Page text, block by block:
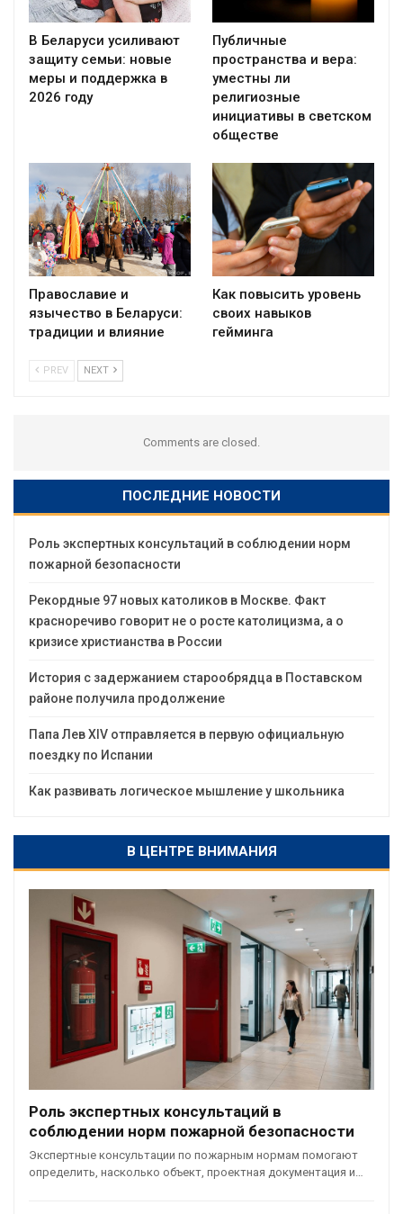
В Беларуси усиливают
защиту семьи: новые
меры и поддержка в
2026 году
Публичные
пространства и вера:
уместны ли
религиозные
инициативы в светском
обществе
Православие и
язычество в Беларуси:
традиции и влияние
Как повысить уровень
своих навыков
гейминга
PREV NEXT
Comments are closed.
ПОСЛЕДНИЕ НОВОСТИ
Роль экспертных консультаций в соблюдении норм
пожарной безопасности
Рекордные 97 новых католиков в Москве. Факт
красноречиво говорит не о росте католицизма, а о
кризисе христианства в России
История с задержанием старообрядца в Поставском
районе получила продолжение
Папа Лев XIV отправляется в первую официальную
поездку по Испании
Как развивать логическое мышление у школьника
В ЦЕНТРЕ ВНИМАНИЯ
Роль экспертных консультаций в
соблюдении норм пожарной безопасности
Экспертные консультации по пожарным нормам помогают
определить, насколько объект, проектная документация и…